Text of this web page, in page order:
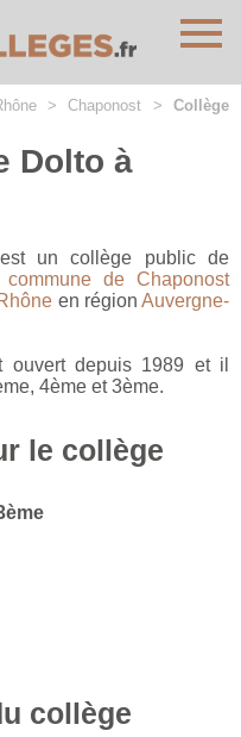
>Chaponost > Collège
Dolto à
un collège public de
commune de Chaponost
en région Auvergne-
ouvert depuis 1989 et il
4ème et 3ème.
le collège
collège